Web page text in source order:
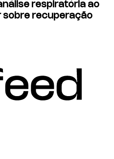
respiratória ao
sobre recuperação